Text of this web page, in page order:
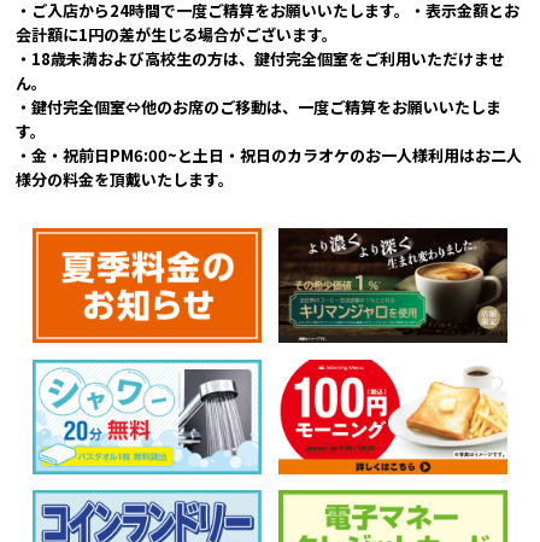
・ご入店から24時間で一度ご精算をお願いいたします。・表示金額とお
会計額に1円の差が生じる場合がございます。
・18歳未満および高校生の方は、鍵付完全個室をご利用いただけませ
ん。
・鍵付完全個室⇔他のお席のご移動は、一度ご精算をお願いいたしま
す。
・金・祝前日PM6:00~と土日・祝日のカラオケのお一人様利用はお二人
様分の料金を頂戴いたします。